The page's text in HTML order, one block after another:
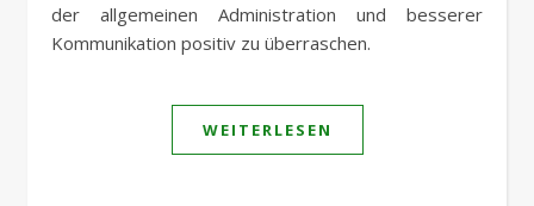
der allgemeinen Administration und besserer
Kommunikation positiv zu überraschen.
WEITERLESEN